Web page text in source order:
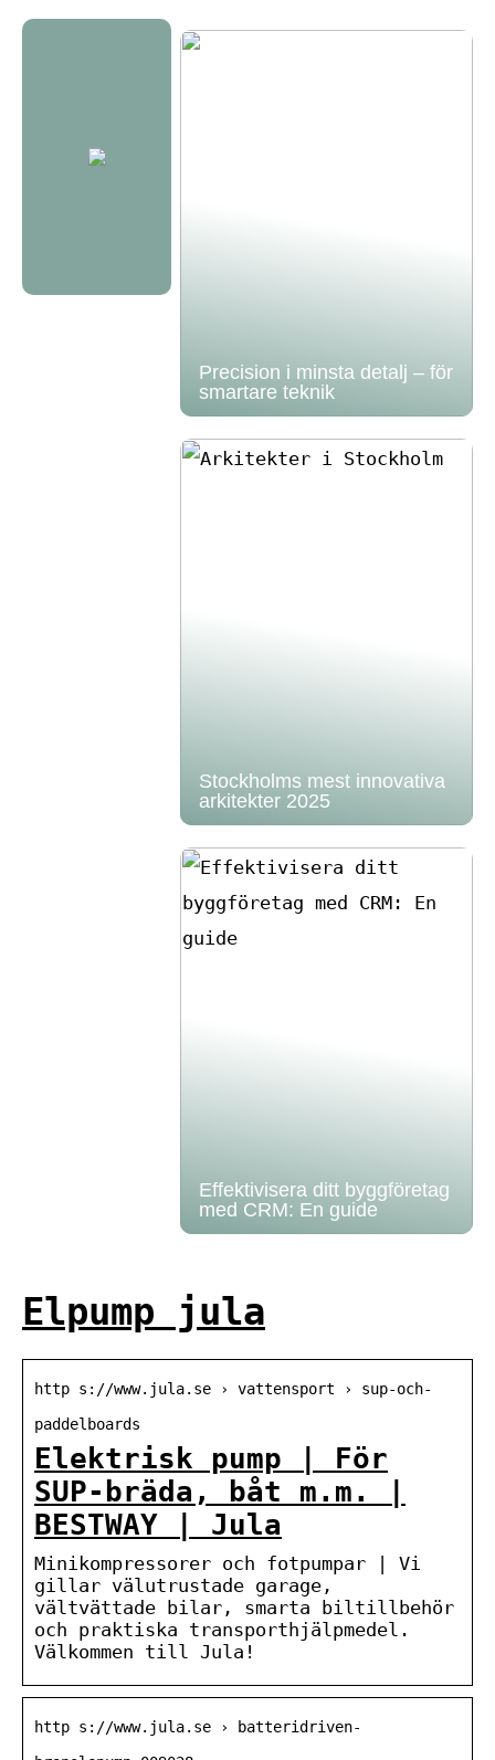
Precision i minsta detalj – för
smartare teknik
Stockholms mest innovativa
arkitekter 2025
Effektivisera ditt byggföretag
med CRM: En guide
Elpump jula
http s://www.jula.se › vattensport › sup-och-
paddelboards
Elektrisk pump | För
SUP-bräda, båt m.m. |
BESTWAY | Jula
Minikompressorer och fotpumpar | Vi
gillar välutrustade garage,
vältvättade bilar, smarta biltillbehör
och praktiska transporthjälpmedel.
Välkommen till Jula!
http s://www.jula.se › batteridriven-